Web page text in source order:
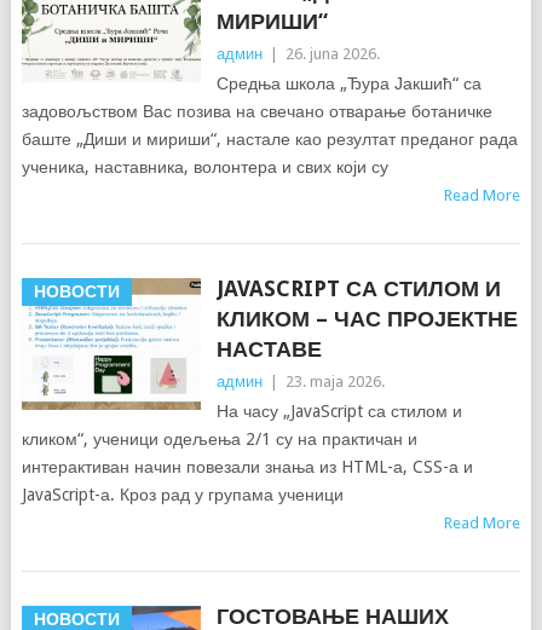
МИРИШИ“
админ 26. juna 2026.
Средња школа „Ђура Јакшић“ са
задовољством Вас позива на свечано отварање ботаничке
баште „Диши и мириши“, настале као резултат преданог рада
ученика, наставника, волонтера и свих који су
Read More
НОВОСТИ
JAVASCRIPT СА СТИЛОМ И
КЛИКОМ – ЧАС ПРОЈЕКТНЕ
НАСТАВЕ
админ 23. maja 2026.
На часу „JavaScript са стилом и
кликом“, ученици одељења 2/1 су на практичан и
интерактиван начин повезали знања из HTML-а, CSS-а и
JavaScript-а. Кроз рад у групама ученици
Read More
НОВОСТИ
ГОСТОВАЊЕ НАШИХ